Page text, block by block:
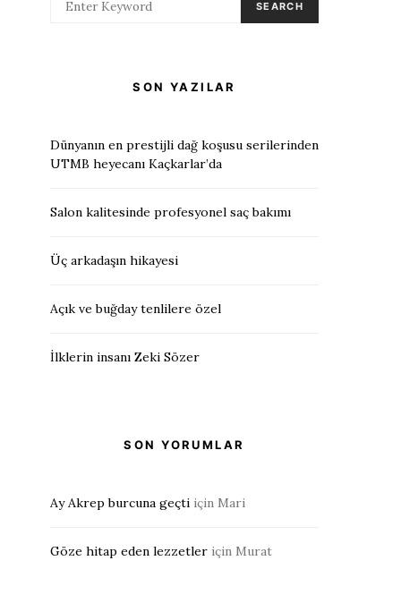
SEARCH
SON YAZILAR
Dünyanın en prestijli dağ koşusu serilerinden
UTMB heyecanı Kaçkarlar’da
Salon kalitesinde profesyonel saç bakımı
Üç arkadaşın hikayesi
Açık ve buğday tenlilere özel
İlklerin insanı Zeki Sözer
SON YORUMLAR
Ay Akrep burcuna geçti için Mari
Göze hitap eden lezzetler için Murat